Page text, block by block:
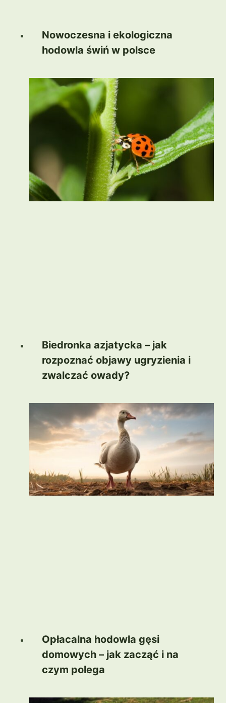
Nowoczesna i ekologiczna
hodowla świń w polsce
Biedronka azjatycka – jak
rozpoznać objawy ugryzienia i
zwalczać owady?
Opłacalna hodowla gęsi
domowych – jak zacząć i na
czym polega